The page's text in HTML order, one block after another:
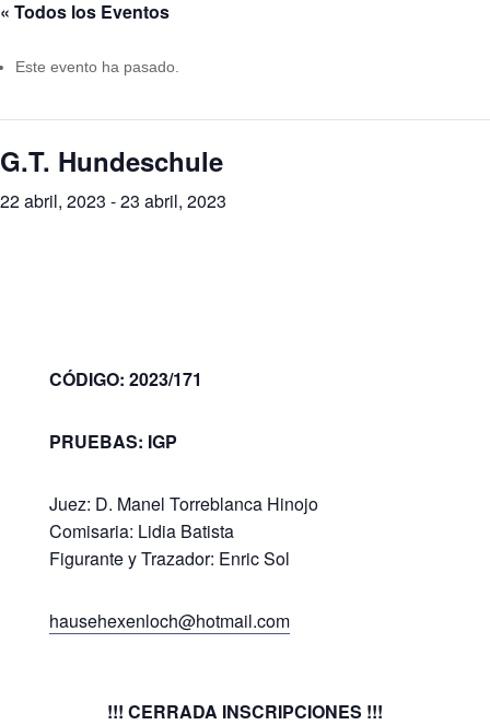
« Todos los Eventos
Este evento ha pasado.
G.T. Hundeschule
22 abril, 2023 -23 abril, 2023
CÓDIGO: 2023/171
PRUEBAS: IGP
Juez: D. Manel Torreblanca Hinojo
Comisaria: Lidia Batista
Figurante y Trazador: Enric Sol
hausehexenloch@hotmail.com
!!! CERRADA INSCRIPCIONES !!!